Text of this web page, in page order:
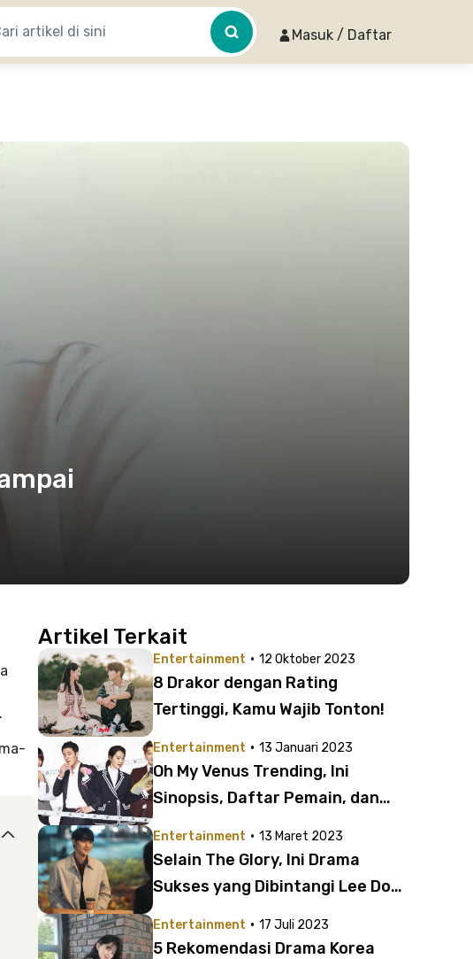
Masuk / Daftar
Artikel Terkait
Entertainment · 12 Oktober 2023
8 Drakor dengan Rating
Tertinggi, Kamu Wajib Tonton!
Entertainment · 13 Januari 2023
Oh My Venus Trending, Ini
Sinopsis, Daftar Pemain, dan
Adegan Seru, Haru, dan
Romantis!
Entertainment · 13 Maret 2023
Selain The Glory, Ini Drama
Sukses yang Dibintangi Lee Do
Entertainment · 17 Juli 2023
5 Rekomendasi Drama Korea